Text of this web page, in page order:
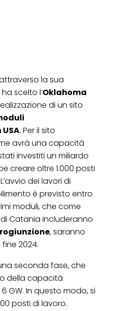
la sua
ha scelto l’Oklahoma
di un sito
. Per il sito
avrà una capacità
investiti un miliardo
creare oltre 1.000 posti
dei lavori di
è previsto entro
moduli, che come
Catania includeranno
, saranno
2024.
seconda fase, che
della capacità
GW. In questo modo, si
posti di lavoro.